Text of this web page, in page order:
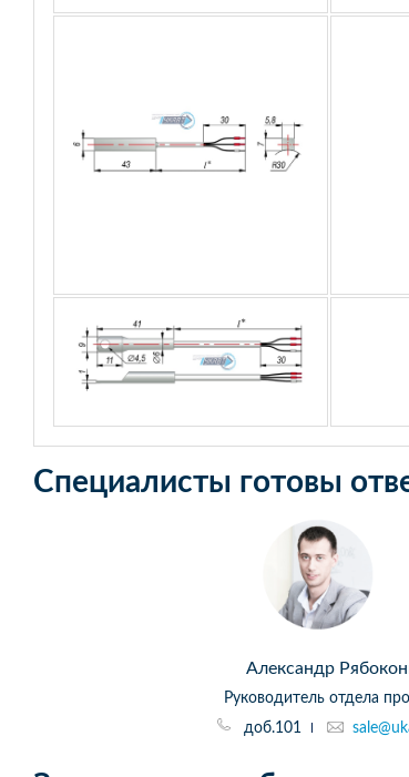
Специалисты готовы
Александр
Руководитель отдела
доб.101